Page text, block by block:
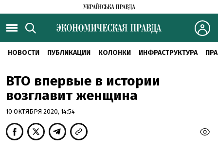
НОВОСТИ ПУБЛИКАЦИИ КОЛОНКИ ИНФРАСТРУКТУРА
ВТО впервые в истории
возглавит женщина
10 ОКТЯБРЯ 2020, 14:54